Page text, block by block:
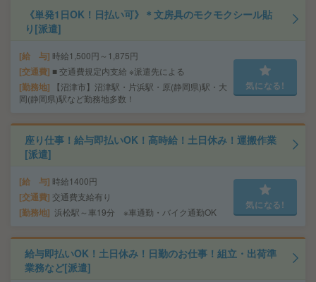
《単発1日OK！日払い可》＊文房具のモクモクシール貼
り[派遣]
給 与 時給1,500円～1,875円
交通費 ■ 交通費規定内支給 ※派遣先による
勤務地
【沼津市】沼津駅・片浜駅・原(静岡県)駅・大
岡(静岡県)駅など勤務地多数！
気になる!
座り仕事！給与即払いOK！高時給！土日休み！運搬作業
[派遣]
給 与 時給1400円
交通費 交通費支給有り
勤務地 浜松駅～車19分 ※車通勤・バイク通勤OK
気になる!
給与即払いOK！土日休み！日勤のお仕事！組立・出荷準
業務など[派遣]